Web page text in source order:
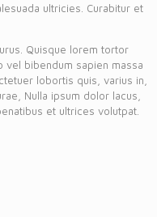
ultricies. Curabitur et
Quisque lorem tortor
bibendum sapien massa
lobortis quis, varius in,
Nulla ipsum dolor lacus,
et ultrices volutpat.